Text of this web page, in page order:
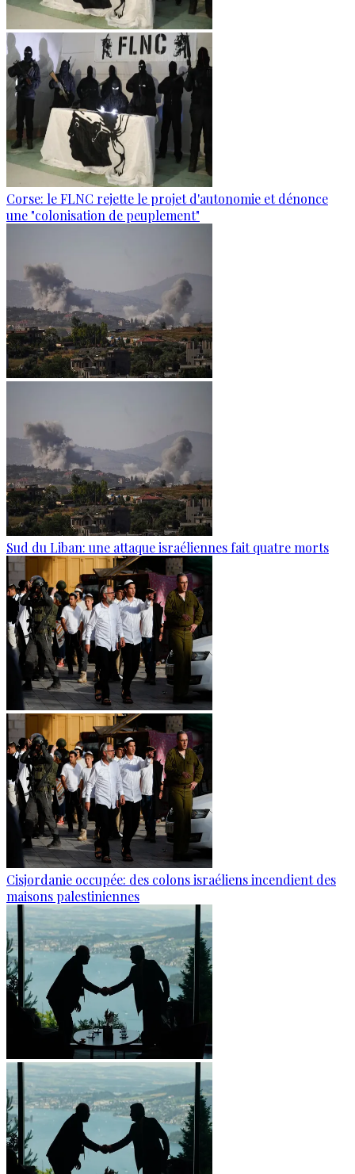
Corse: le FLNC rejette le projet d'autonomie et dénonce
une "colonisation de peuplement"
Sud du Liban: une attaque israéliennes fait quatre morts
Cisjordanie occupée: des colons israéliens incendient des
maisons palestiniennes